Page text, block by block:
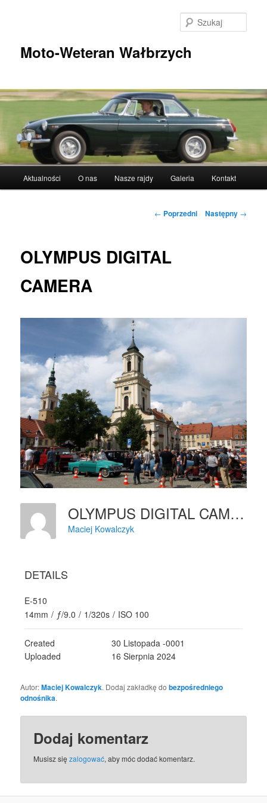
Moto-Weteran Wałbrzych
Aktualności O nas Nasze rajdy Galeria Kontakt
Nawigacja
← Poprzedni Następny →
OLYMPUS DIGITAL
CAMERA
OLYMPUS DIGITAL CAMERA
Maciej Kowalczyk
DETAILS
E-510
14mm / ƒ/9.0 / 1/320s / ISO 100
Created
30 Listopada -0001
Uploaded
16 Sierpnia 2024
Autor:Maciej Kowalczyk. Dodaj zakładkę dobezpośredniego
odnośnika.
Dodaj komentarz
Musisz sięzalogować, aby móc dodać komentarz.